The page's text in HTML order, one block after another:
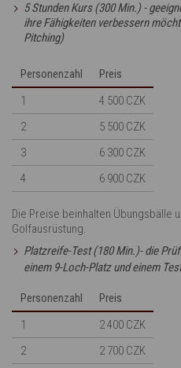
5 Stunden Kurs (300 Min.) -
ihre Fähigkeiten verbessern
Pitching)
Personenzahl
Preis
1
4 500 CZK
2
5 500 CZK
3
6 300 CZK
4
6 900 CZK
Die Preise beinhalten Übungsbälle
Golfausrüstung.
Platzreife-Test (180 Min.)- die
einem 9-Loch-Platz und einem
Personenzahl
Preis
1
2 400 CZK
2
2 700 CZK